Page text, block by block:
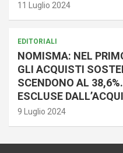
11 Luglio 2024
EDITORIALI
NOMISMA: NEL
GLI ACQUISTI
SCENDONO AL
ESCLUSE
9 Luglio 2024